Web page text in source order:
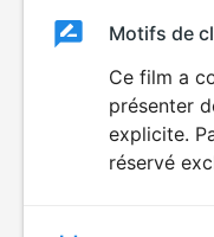
Classement
Motifs de
Ce film a
présenter
explicite.
réservé